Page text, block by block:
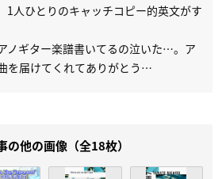
1人ひとりのキャッチコピー的英文がす
ノギター楽譜書いてるの泣いた…。ア
を届けてくれてありがとう…
の他の画像（全18枚）